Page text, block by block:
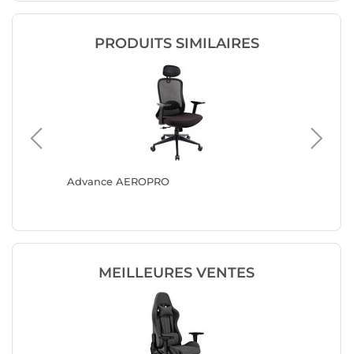
PRODUITS SIMILAIRES
Advance AEROPRO
MEILLEURES VENTES